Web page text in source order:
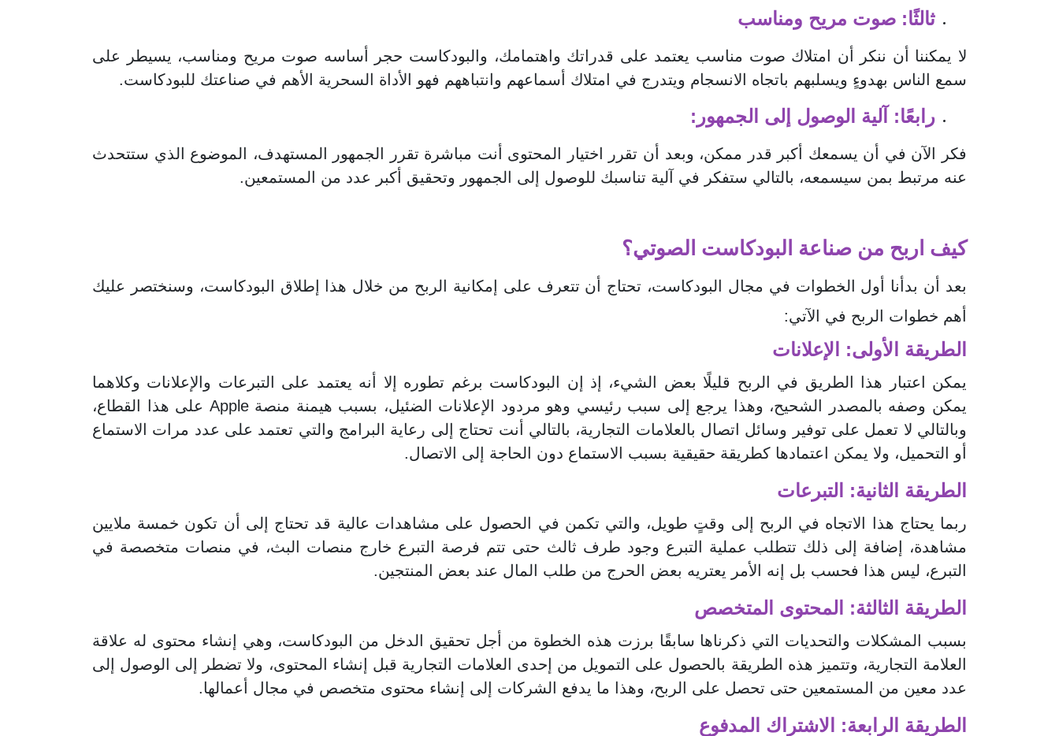
ثالثًا: صوت مريح ومناسب
لا يمكننا أن ننكر أن امتلاك صوت مناسب يعتمد على قدراتك واهتمامك، والبودكاست حجر أساسه صوت مريح ومناسب، يسيطر على
سمع الناس بهدوءٍ ويسلبهم باتجاه الانسجام ويتدرج في امتلاك أسماعهم وانتباههم فهو الأداة السحرية الأهم في صناعتك للبودكاست.
رابعًا: آلية الوصول إلى الجمهور:
فكر الآن في أن يسمعك أكبر قدر ممكن، وبعد أن تقرر اختيار المحتوى أنت مباشرة تقرر الجمهور المستهدف، الموضوع الذي ستتحدث
عنه مرتبط بمن سيسمعه، بالتالي ستفكر في آلية تناسبك للوصول إلى الجمهور وتحقيق أكبر عدد من المستمعين.
كيف اربح من صناعة البودكاست الصوتي؟
بعد أن بدأنا أول الخطوات في مجال البودكاست، تحتاج أن تتعرف على إمكانية الربح من خلال هذا إطلاق البودكاست، وسنختصر عليك
أهم خطوات الربح في الآتي:
الطريقة الأولى: الإعلانات
يمكن اعتبار هذا الطريق في الربح قليلًا بعض الشيء، إذ إن البودكاست برغم تطوره إلا أنه يعتمد على التبرعات والإعلانات وكلاهما
يمكن وصفه بالمصدر الشحيح، وهذا يرجع إلى سبب رئيسي وهو مردود الإعلانات الضئيل، بسبب هيمنة منصة Apple على هذا القطاع،
وبالتالي لا تعمل على توفير وسائل اتصال بالعلامات التجارية، بالتالي أنت تحتاج إلى رعاية البرامج والتي تعتمد على عدد مرات الاستماع
أو التحميل، ولا يمكن اعتمادها كطريقة حقيقية بسبب الاستماع دون الحاجة إلى الاتصال.
الطريقة الثانية: التبرعات
ربما يحتاج هذا الاتجاه في الربح إلى وقتٍ طويل، والتي تكمن في الحصول على مشاهدات عالية قد تحتاج إلى أن تكون خمسة ملايين
مشاهدة، إضافة إلى ذلك تتطلب عملية التبرع وجود طرف ثالث حتى تتم فرصة التبرع خارج منصات البث، في منصات متخصصة في
التبرع، ليس هذا فحسب بل إنه الأمر يعتريه بعض الحرج من طلب المال عند بعض المنتجين.
الطريقة الثالثة: المحتوى المتخصص
بسبب المشكلات والتحديات التي ذكرناها سابقًا برزت هذه الخطوة من أجل تحقيق الدخل من البودكاست، وهي إنشاء محتوى له علاقة
العلامة التجارية، وتتميز هذه الطريقة بالحصول على التمويل من إحدى العلامات التجارية قبل إنشاء المحتوى، ولا تضطر إلى الوصول إلى
عدد معين من المستمعين حتى تحصل على الربح، وهذا ما يدفع الشركات إلى إنشاء محتوى متخصص في مجال أعمالها.
الطريقة الرابعة: الاشتراك المدفوع